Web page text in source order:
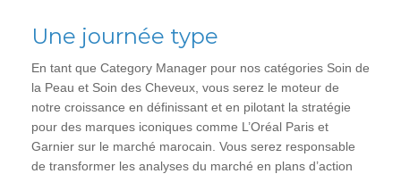
Une journée type
En tant que Category Manager pour nos catégories Soin de
la Peau et Soin des Cheveux, vous serez le moteur de
notre croissance en définissant et en pilotant la stratégie
pour des marques iconiques comme L’Oréal Paris et
Garnier sur le marché marocain. Vous serez responsable
de transformer les analyses du marché en plans d’action